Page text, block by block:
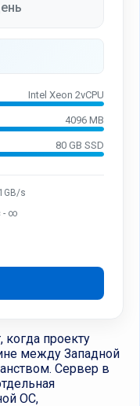
Intel Xeon 2vCPU
4096 MB
80 GB SSD
s
- ∞
проекту
между Западной
Сервер в
ОС,